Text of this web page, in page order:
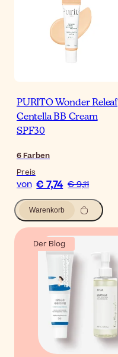
PURITO Wonder Releaf
Centella BB Cream
SPF30
6 Farben
Preis
von € 7,74 € 9,11
Warenkorb
Der Blog